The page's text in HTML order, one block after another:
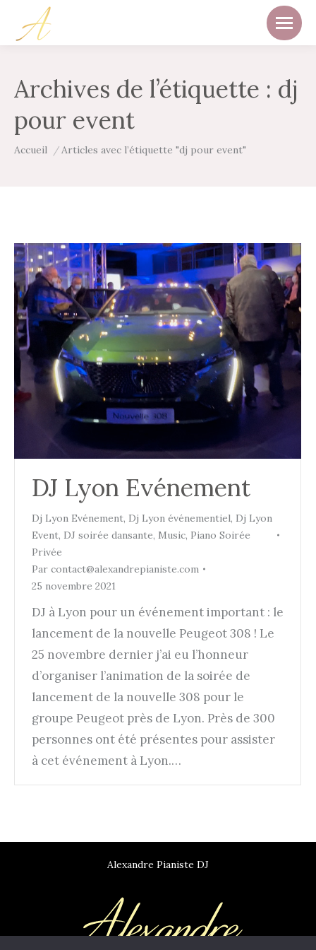
Archives de l’étiquette : dj
pour event
Vous êtes ici :
Accueil Articles avec l’étiquette "dj pour event"
DJ Lyon Evénement
Dj Lyon Evénement, Dj Lyon événementiel, Dj Lyon
Event, DJ soirée dansante, Music, Piano Soirée
Privée
Par contact@alexandrepianiste.com
25 novembre 2021
DJ à Lyon pour un événement important : le
lancement de la nouvelle Peugeot 308 ! Le
25 novembre dernier j’ai eu l’honneur
d’organiser l’animation de la soirée de
lancement de la nouvelle 308 pour le
groupe Peugeot près de Lyon. Près de 300
personnes ont été présentes pour assister
à cet événement à Lyon.…
Alexandre Pianiste DJ